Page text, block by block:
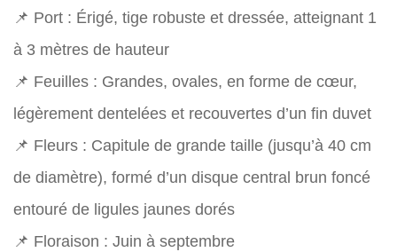
📌 Port : Érigé, tige robuste et dressée, atteignant 1
à 3 mètres de hauteur
📌 Feuilles : Grandes, ovales, en forme de cœur,
légèrement dentelées et recouvertes d’un fin duvet
📌 Fleurs : Capitule de grande taille (jusqu’à 40 cm
de diamètre), formé d’un disque central brun foncé
entouré de ligules jaunes dorés
📌 Floraison : Juin à septembre